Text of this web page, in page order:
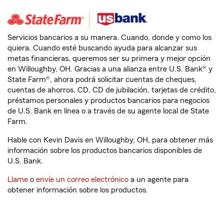
Servicios bancarios a su manera. Cuando, donde y como los
quiera. Cuando esté buscando ayuda para alcanzar sus
metas financieras, queremos ser su primera y mejor opción
en Willoughby, OH. Gracias a una alianza entre U.S. Bank® y
State Farm®, ahora podrá solicitar cuentas de cheques,
cuentas de ahorros, CD, CD de jubilación, tarjetas de crédito,
préstamos personales y productos bancarios para negocios
de U.S. Bank en línea o a través de su agente local de State
Farm.
Hable con Kevin Davis en Willoughby, OH, para obtener más
información sobre los productos bancarios disponibles de
U.S. Bank.
Llame o envíe un correo electrónico a un agente para
obtener información sobre los productos.